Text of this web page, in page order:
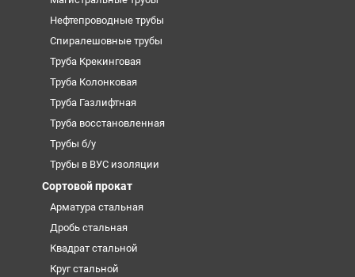
Нефтепроводные трубы
Спиралешовные трубы
Труба Крекинговая
Труба Колонковая
Труба Газлифтная
Труба восстановленная
Трубы б/у
Трубы в ВУС изоляции
Сортовой прокат
Арматура стальная
Дробь стальная
Квадрат стальной
Круг стальной